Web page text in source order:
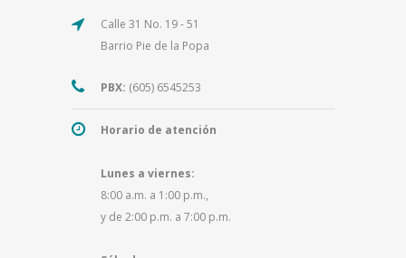
Calle 31 No. 19 - 51
Barrio Pie de la Popa
PBX: (605) 6545253
Horario de atención
Lunes a viernes:
8:00 a.m. a 1:00 p.m.,
y de 2:00 p.m. a 7:00 p.m.